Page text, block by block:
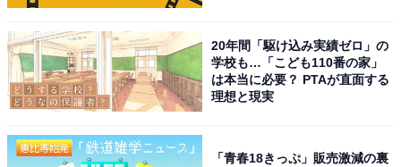
20年間「駆け込み実績ゼロ」の
学校も…「こども110番の家」
は本当に必要？ PTAが直面する
理想と現実
「青春18きっぷ」販売激減の裏